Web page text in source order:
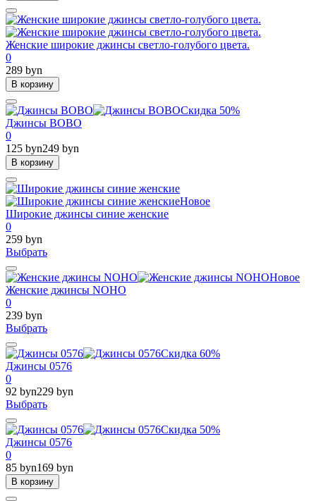
Женские широкие джинсы светло-голубого цвета.
0
289 byn
В корзину
Скидка 50%
Джинсы BOBO
0
125 byn249 byn
В корзину
Новое
Широкие джинсы синие женские
0
259 byn
Выбрать
Новое
Женские джинсы NOHO
0
239 byn
Выбрать
Скидка 60%
Джинсы 0576
0
92 byn229 byn
Выбрать
Скидка 50%
Джинсы 0576
0
85 byn169 byn
В корзину